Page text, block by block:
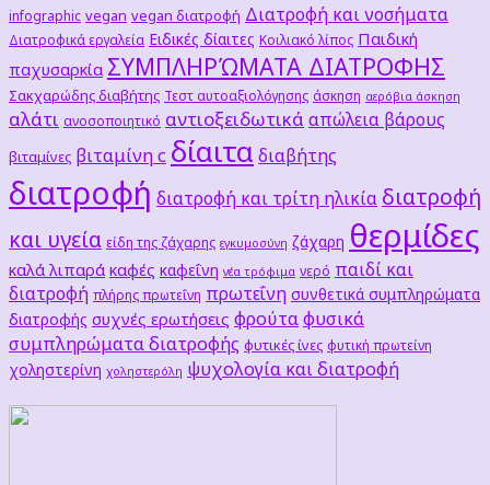
infographic vegan vegan διατροφή Διατροφή και νοσήματα
Διατροφικά εργαλεία Ειδικές δίαιτες Κοιλιακό λίπος Παιδική
παχυσαρκία ΣΥΜΠΛΗΡΏΜΑΤΑ ΔΙΑΤΡΟΦΗΣ
Σακχαρώδης διαβήτης Τεστ αυτοαξιολόγησης άσκηση αερόβια άσκηση
αλάτι ανοσοποιητικό αντιοξειδωτικά απώλεια βάρους
βιταμίνες βιταμίνη c δίαιτα διαβήτης
διατροφή διατροφή και τρίτη ηλικία διατροφή
και υγεία είδη της ζάχαρης εγκυμοσύνη ζάχαρη θερμίδες
καλά λιπαρά καφές καφεΐνη νέα τρόφιμα νερό παιδί και
διατροφή πλήρης πρωτεΐνη πρωτεΐνη συνθετικά συμπληρώματα
διατροφής συχνές ερωτήσεις φρούταφυσικά
συμπληρώματα διατροφής φυτικές ίνες φυτική πρωτείνη
χοληστερίνη χοληστερόλη ψυχολογία και διατροφή